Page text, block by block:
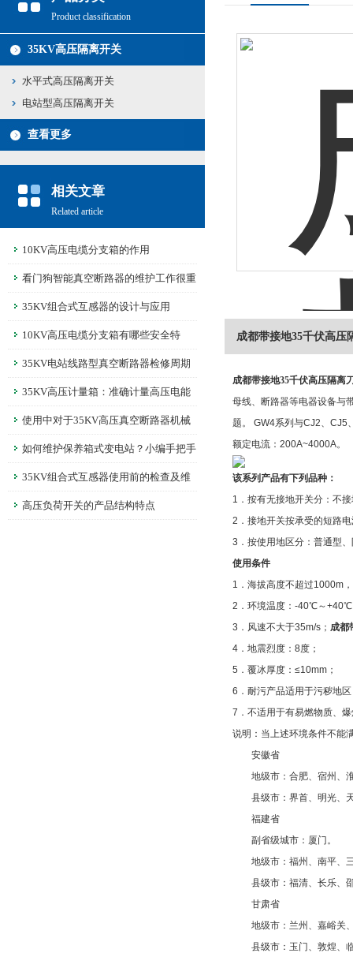
Product classification
35KV高压隔离开关
水平式高压隔离开关
电站型高压隔离开关
查看更多
相关文章
Related article
10KV高压电缆分支箱的作用
看门狗智能真空断路器的维护工作很重
要 35KV组合式互感器的设计与应用
10KV高压电缆分支箱有哪些安全特
性？35KV电站线路型真空断路器检修周期
多长时间？
35KV高压计量箱：准确计量高压电能
的仪器
使用中对于35KV高压真空断路器机械
特性的调整
如何维护保养箱式变电站？小编手把手
教你！
35KV组合式互感器使用前的检查及维
护 高压负荷开关的产品结构特点
成都带接地35千伏高压
成都带接地35千伏高压隔离
母线、断路器等电器设备与
题。 GW4系列与CJ2、CJ5
额定电流：200A~4000A。
该系列产品有下列品种：
1．按有无接地开关分：不
2．接地开关按承受的短路
3．按使用地区分：普通型
使用条件
1．海拔高度不超过1000m
2．环境温度：-40℃～
3．风速不大于35m/s； 成都
4．地震烈度：8度；
5．覆冰厚度：≤10mm；
6．耐污产品适用于污秽地
7．不适用于有易燃物质、
说明：当上述环境条件不能
安徽省
地级市：合肥、宿州、淮
县级市：界首、明光、
福建省
副省级城市：厦门。
地级市：福州、南平、三
县级市：福清、长乐、邵
甘肃省
地级市：兰州、嘉峪关、
县级市：玉门、敦煌、